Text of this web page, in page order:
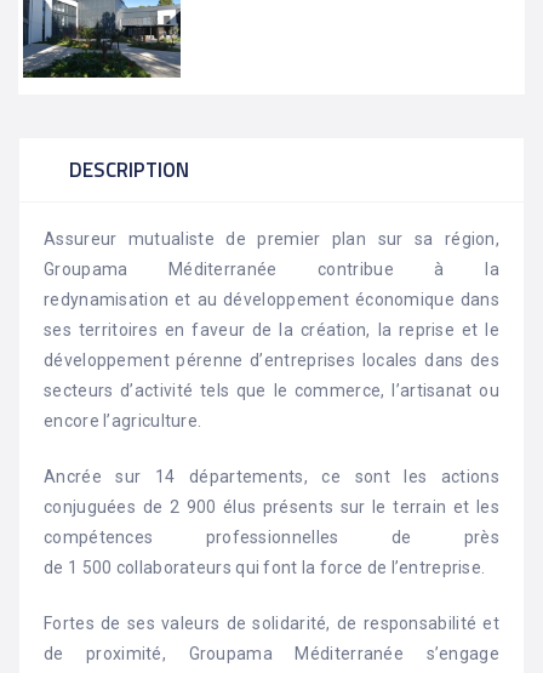
DESCRIPTION
Assureur mutualiste de premier plan sur sa région,
Groupama Méditerranée contribue à la
redynamisation et au développement économique dans
ses territoires en faveur de la création, la reprise et le
développement pérenne d’entreprises locales dans des
secteurs d’activité tels que le commerce, l’artisanat ou
encore l’agriculture.
Ancrée sur 14 départements, ce sont les actions
conjuguées de 2 900 élus présents sur le terrain et les
compétences professionnelles de près
de 1 500 collaborateurs qui font la force de l’entreprise.
Fortes de ses valeurs de solidarité, de responsabilité et
de proximité, Groupama Méditerranée s’engage